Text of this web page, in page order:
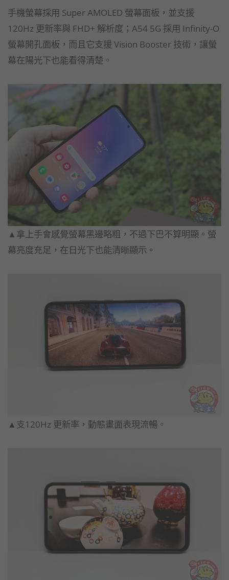
手機螢幕採用 Super AMOLED 螢幕面板，並支援
120Hz 更新率與 FHD+ 解析度；A54 5G 採用 Infinity-O
螢幕開孔面板，而且它支援 Vision Booster 技術，讓螢
幕在陽光下也能看得清楚。
▲拿上手會感覺螢幕黑邊略粗，不過下巴不算明顯。螢
幕亮度充足，在日光下也能清晰顯示。
▲支120Hz 更新率，動態畫面表現流暢。